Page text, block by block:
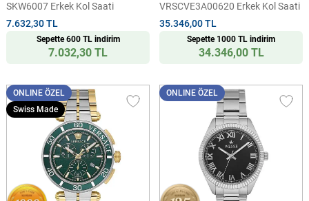
SKW6007 Erkek Kol Saati
7.632,30 TL
Sepette 600 TL indirim
7.032,30 TL
VRSCVE3A00620 Erkek Kol Saati
35.346,00 TL
Sepette 1000 TL indirim
34.346,00 TL
ONLINE ÖZEL
Swiss Made
ONLINE ÖZEL